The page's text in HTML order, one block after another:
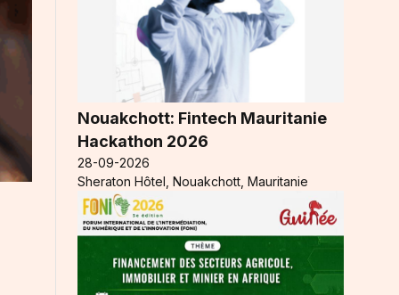
Nouakchott: Fintech Mauritanie
Hackathon 2026
28-09-2026
Sheraton Hôtel, Nouakchott, Mauritanie